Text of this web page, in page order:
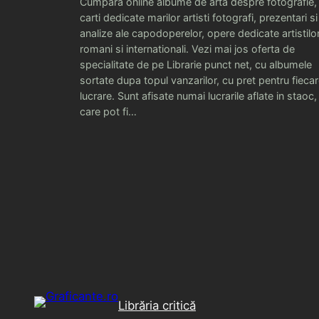
carti dedicate marilor artisti fotografi, prezentari si
analize ale capodoperelor, opere dedicate
romani si internationali. Vezi mai jos oferta de
specialitate de pe Librarie punct net, cu albumele
sortate dupa topul vanzarilor, cu pret pentru
lucrare. Sunt afisate numai lucrarile aflate in staoc,
care pot fi…
Librăria critică